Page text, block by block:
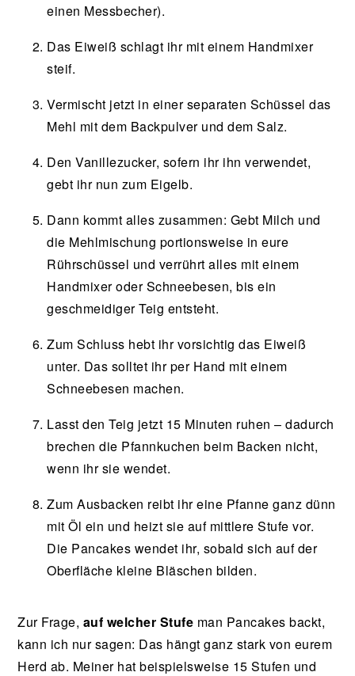
einen Messbecher).
Das Eiweiß schlagt ihr mit einem Handmixer
steif.
Vermischt jetzt in einer separaten Schüssel das
Mehl mit dem Backpulver und dem Salz.
Den Vanillezucker, sofern ihr ihn verwendet,
gebt ihr nun zum Eigelb.
Dann kommt alles zusammen: Gebt Milch und
die Mehlmischung portionsweise in eure
Rührschüssel und verrührt alles mit einem
Handmixer oder Schneebesen, bis ein
geschmeidiger Teig entsteht.
Zum Schluss hebt ihr vorsichtig das Eiweiß
unter. Das solltet ihr per Hand mit einem
Schneebesen machen.
Lasst den Teig jetzt 15 Minuten ruhen – dadurch
brechen die Pfannkuchen beim Backen nicht,
wenn ihr sie wendet.
Zum Ausbacken reibt ihr eine Pfanne ganz dünn
mit Öl ein und heizt sie auf mittlere Stufe vor.
Die Pancakes wendet ihr, sobald sich auf der
Oberfläche kleine Bläschen bilden.
Zur Frage, auf welcher Stufe man Pancakes backt,
kann ich nur sagen: Das hängt ganz stark von eurem
Herd ab. Meiner hat beispielsweise 15 Stufen und